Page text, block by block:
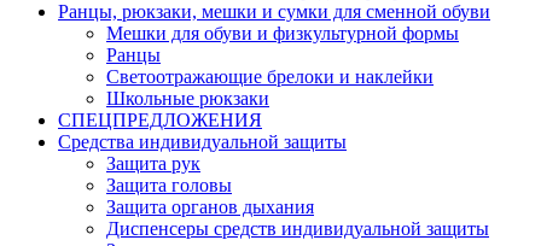
Ранцы, рюкзаки, мешки и сумки для сменной обуви
Мешки для обуви и физкультурной формы
Ранцы
Светоотражающие брелоки и наклейки
Школьные рюкзаки
СПЕЦПРЕДЛОЖЕНИЯ
Средства индивидуальной защиты
Защита рук
Защита головы
Защита органов дыхания
Диспенсеры средств индивидуальной защиты